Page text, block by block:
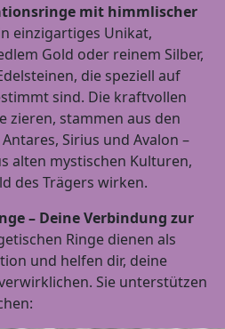
mit himmlischer
einzigartiges Unikat,
Gold oder reinem Silber,
die speziell auf
sind. Die kraftvollen
zieren, stammen aus den
Sirius und Avalon –
alten mystischen Kulturen,
des Trägers wirken.
– Deine Verbindung zur
Ringe dienen als
und helfen dir, deine
Sie unterstützen